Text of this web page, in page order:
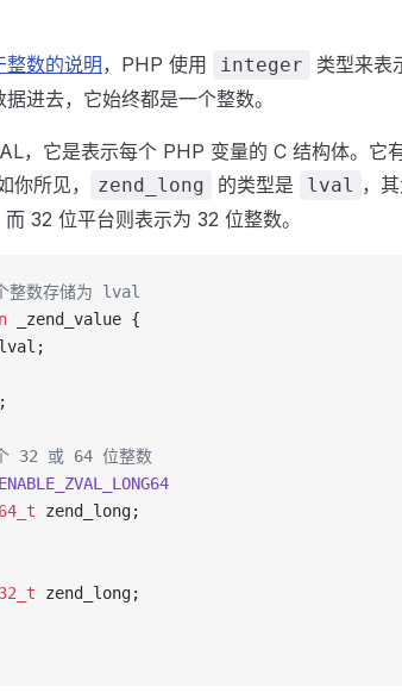
整数的说明，PHP 使用 integer
类型来表
进去，它始终都是一个整数。
，它是表示每个 PHP 变量的 C 结构体。它
你所见， zend_long 的类型是 lval ，
32 位平台则表示为 32 位整数。
数存储为 lval
_zend_value {
32 或 64 位整数
zend_long;
zend_long;